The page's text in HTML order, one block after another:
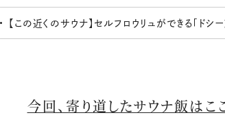
【この近くのサウナ】セルフロウリュができる「ドシ
今回、寄り道したサウナ飯はこ